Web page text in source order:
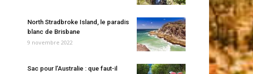
North Stradbroke Island, le paradis
blanc de Brisbane
9 novembre 2022
Sac pour l’Australie : que faut-il